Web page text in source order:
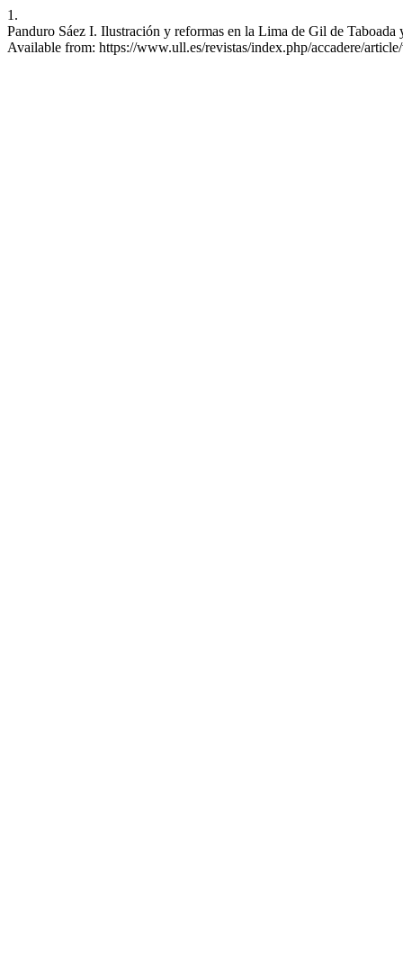
1.
Panduro Sáez I. Ilustración y reformas en la Lima de Gil de
Available from: https://www.ull.es/revistas/index.php/accadere/